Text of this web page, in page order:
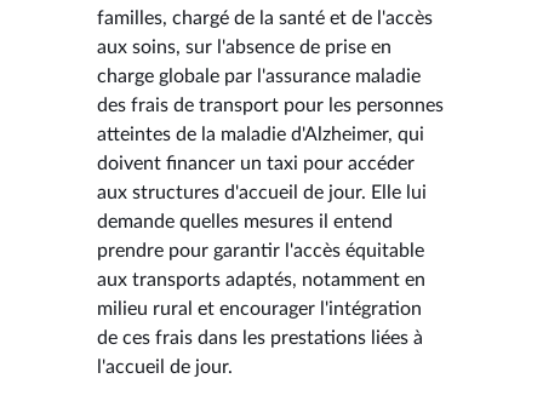
familles, chargé de la santé et de l'accès
aux soins, sur l'absence de prise en
charge globale par l'assurance maladie
des frais de transport pour les personnes
atteintes de la maladie d'Alzheimer, qui
doivent financer un taxi pour accéder
aux structures d'accueil de jour. Elle lui
demande quelles mesures il entend
prendre pour garantir l'accès équitable
aux transports adaptés, notamment en
milieu rural et encourager l'intégration
de ces frais dans les prestations liées à
l'accueil de jour.